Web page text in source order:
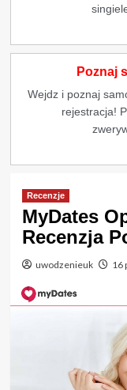
Poznaj
Wejdz i poznaj
rejestracja!
Recenzje
MyDates
Recenzja
uwodzenieuk 16